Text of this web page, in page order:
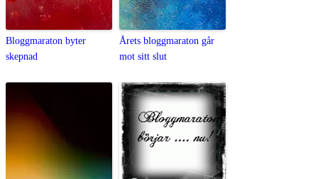
Bloggmaraton byter
skepnad
Årets bloggmaraton går
mot sitt slut